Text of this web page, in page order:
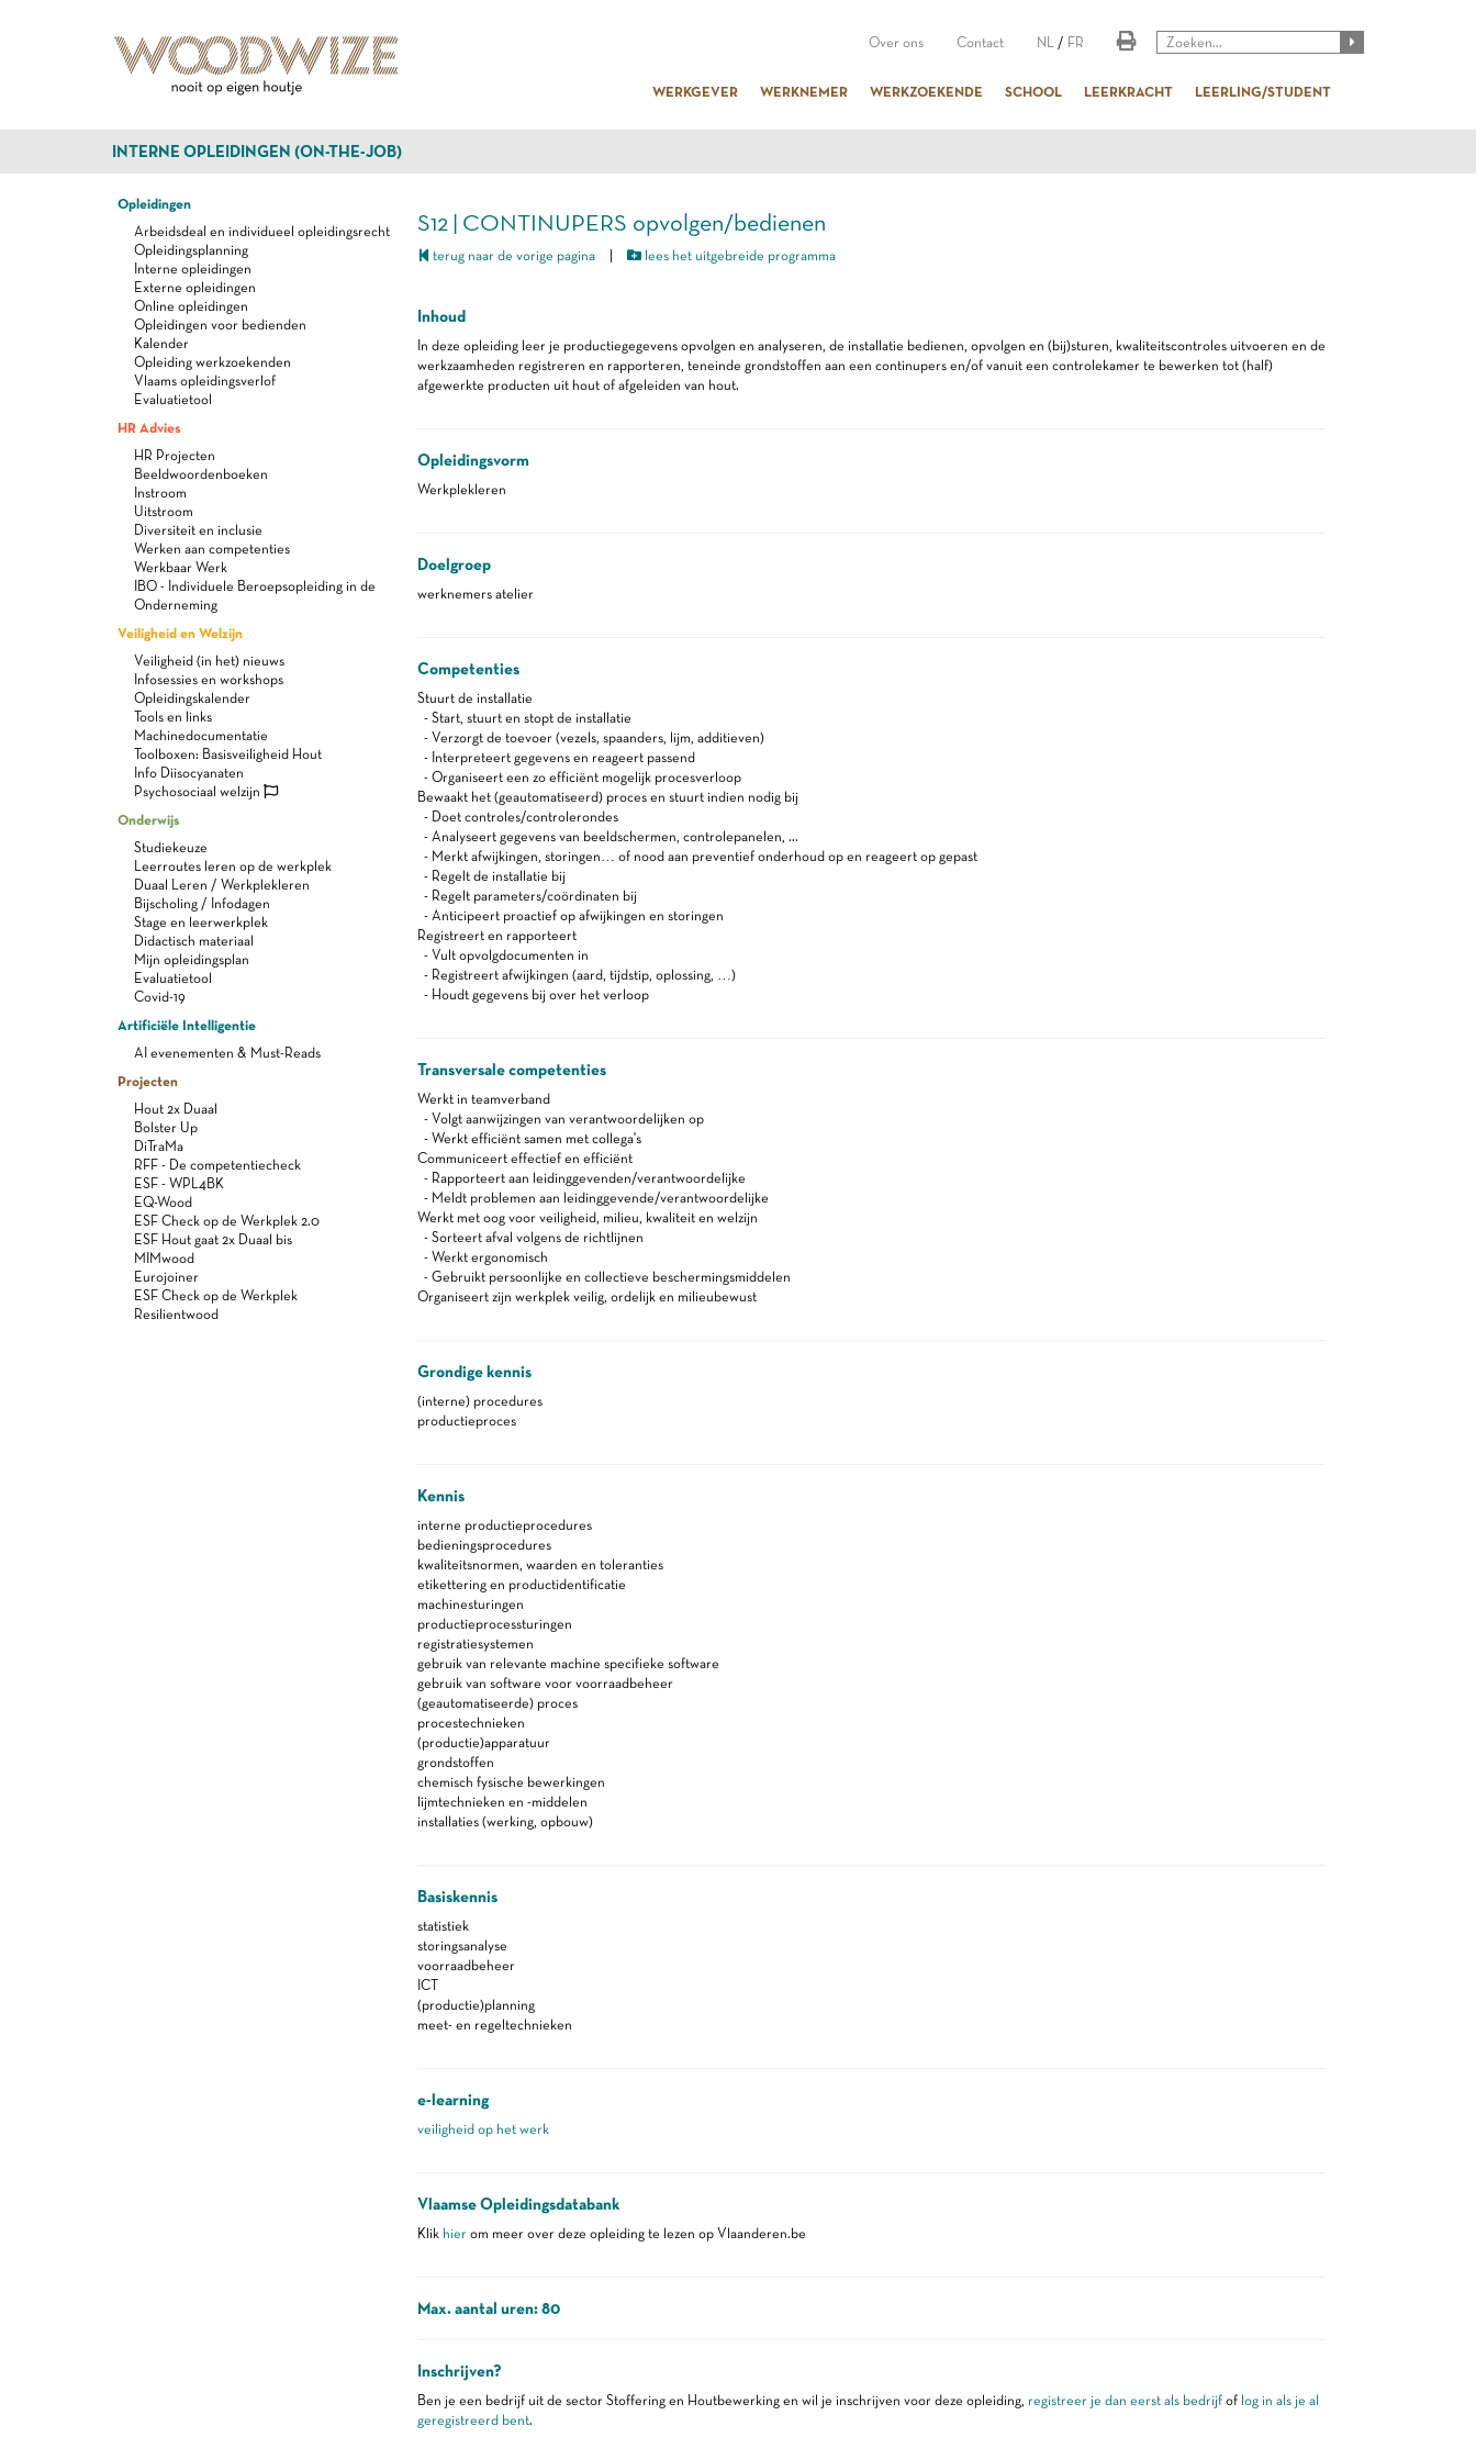
Over ons Contact NL / FR
WERKGEVER WERKNEMER WERKZOEKENDE SCHOOL LEERKRACHT LEERLING/STUDENT
INTERNE OPLEIDINGEN (ON-THE-JOB)
Opleidingen
Arbeidsdeal en individueel opleidingsrecht
Opleidingsplanning
Interne opleidingen
Externe opleidingen
Online opleidingen
Opleidingen voor bedienden
Kalender
Opleiding werkzoekenden
Vlaams opleidingsverlof
Evaluatietool
HR Advies
HR Projecten
Beeldwoordenboeken
Instroom
Uitstroom
Diversiteit en inclusie
Werken aan competenties
Werkbaar Werk
IBO - Individuele Beroepsopleiding in de
Onderneming
Veiligheid en Welzijn
Veiligheid (in het) nieuws
Infosessies en workshops
Opleidingskalender
Tools en links
Machinedocumentatie
Toolboxen: Basisveiligheid Hout
Info Diisocyanaten
Psychosociaal welzijn
Onderwijs
Studiekeuze
Leerroutes leren op de werkplek
Duaal Leren / Werkplekleren
Bijscholing / Infodagen
Stage en leerwerkplek
Didactisch materiaal
Mijn opleidingsplan
Evaluatietool
Covid-19
Artificiële Intelligentie
AI evenementen & Must-Reads
Projecten
Hout 2x Duaal
Bolster Up
DiTraMa
RFF - De competentiecheck
ESF - WPL4BK
EQ-Wood
ESF Check op de Werkplek 2.0
ESF Hout gaat 2x Duaal bis
MIMwood
Eurojoiner
ESF Check op de Werkplek
Resilientwood
S12 | CONTINUPERS opvolgen/bedienen
terug naar de vorige pagina| lees het uitgebreide programma
Inhoud
In deze opleiding leer je productiegegevens opvolgen en analyseren, de installatie bedienen, opvolgen en (bij)sturen, kwaliteitscontroles uitvoeren en de
werkzaamheden registreren en rapporteren, teneinde grondstoffen aan een continupers en/of vanuit een controlekamer te bewerken tot (half)
afgewerkte producten uit hout of afgeleiden van hout.
Opleidingsvorm
Werkplekleren
Doelgroep
werknemers atelier
Competenties
Stuurt de installatie
- Start, stuurt en stopt de installatie
- Verzorgt de toevoer (vezels, spaanders, lijm, additieven)
- Interpreteert gegevens en reageert passend
- Organiseert een zo efficiënt mogelijk procesverloop
Bewaakt het (geautomatiseerd) proces en stuurt indien nodig bij
- Doet controles/controlerondes
- Analyseert gegevens van beeldschermen, controlepanelen, ...
- Merkt afwijkingen, storingen… of nood aan preventief onderhoud op en reageert op gepast
- Regelt de installatie bij
- Regelt parameters/coördinaten bij
- Anticipeert proactief op afwijkingen en storingen
Registreert en rapporteert
- Vult opvolgdocumenten in
- Registreert afwijkingen (aard, tijdstip, oplossing, …)
- Houdt gegevens bij over het verloop
Transversale competenties
Werkt in teamverband
- Volgt aanwijzingen van verantwoordelijken op
- Werkt efficiënt samen met collega's
Communiceert effectief en efficiënt
- Rapporteert aan leidinggevenden/verantwoordelijke
- Meldt problemen aan leidinggevende/verantwoordelijke
Werkt met oog voor veiligheid, milieu, kwaliteit en welzijn
- Sorteert afval volgens de richtlijnen
- Werkt ergonomisch
- Gebruikt persoonlijke en collectieve beschermingsmiddelen
Organiseert zijn werkplek veilig, ordelijk en milieubewust
Grondige kennis
(interne) procedures
productieproces
Kennis
interne productieprocedures
bedieningsprocedures
kwaliteitsnormen, waarden en toleranties
etikettering en productidentificatie
machinesturingen
productieprocessturingen
registratiesystemen
gebruik van relevante machine specifieke software
gebruik van software voor voorraadbeheer
(geautomatiseerde) proces
procestechnieken
(productie)apparatuur
grondstoffen
chemisch fysische bewerkingen
lijmtechnieken en -middelen
installaties (werking, opbouw)
Basiskennis
statistiek
storingsanalyse
voorraadbeheer
ICT
(productie)planning
meet- en regeltechnieken
e-learning
veiligheid op het werk
Vlaamse Opleidingsdatabank
Klik hierom meer over deze opleiding te lezen op Vlaanderen.be
Max. aantal uren: 80
Inschrijven?
Ben je een bedrijf uit de sector Stoffering en Houtbewerking en wil je inschrijven voor deze opleiding, registreer je dan eerst als bedrijfof log in als je al
geregistreerd bent.